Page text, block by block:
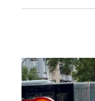
Panorama